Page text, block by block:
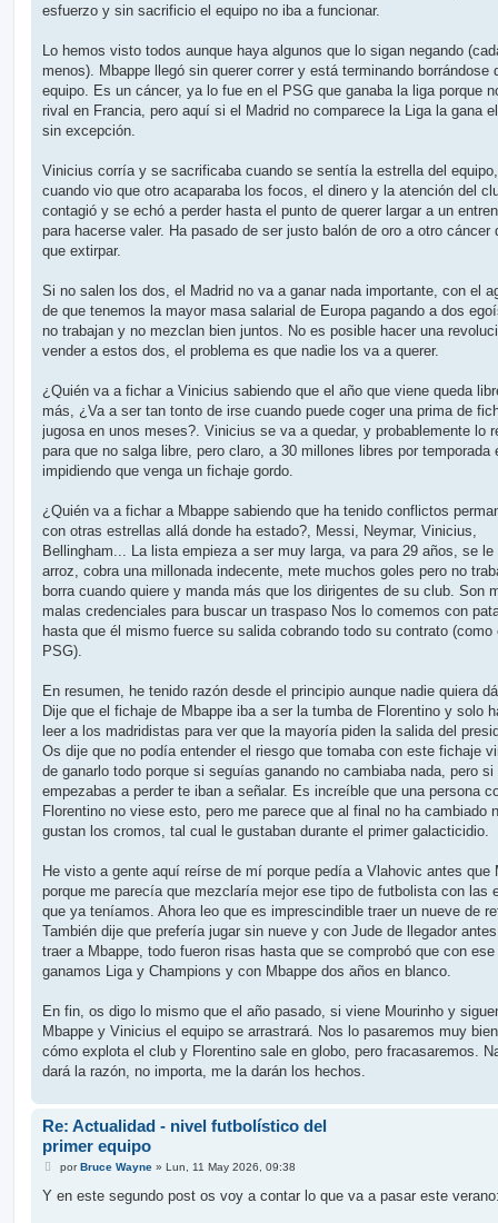
esfuerzo y sin sacrificio el equipo no iba a funcionar.
Lo hemos visto todos aunque haya algunos que lo sigan negando
menos). Mbappe llegó sin querer correr y está terminando borrándose
equipo. Es un cáncer, ya lo fue en el PSG que ganaba la liga porque
rival en Francia, pero aquí si el Madrid no comparece la Liga la gana
sin excepción.
Vinicius corría y se sacrificaba cuando se sentía la estrella del
cuando vio que otro acaparaba los focos, el dinero y la atención del
contagió y se echó a perder hasta el punto de querer largar a un
para hacerse valer. Ha pasado de ser justo balón de oro a otro cáncer
que extirpar.
Si no salen los dos, el Madrid no va a ganar nada importante, con el
de que tenemos la mayor masa salarial de Europa pagando a dos
no trabajan y no mezclan bien juntos. No es posible hacer una
vender a estos dos, el problema es que nadie los va a querer.
¿Quién va a fichar a Vinicius sabiendo que el año que viene queda
más, ¿Va a ser tan tonto de irse cuando puede coger una prima de
jugosa en unos meses?. Vinicius se va a quedar, y probablemente lo
para que no salga libre, pero claro, a 30 millones libres por temporada
impidiendo que venga un fichaje gordo.
¿Quién va a fichar a Mbappe sabiendo que ha tenido conflictos
con otras estrellas allá donde ha estado?, Messi, Neymar, Vinicius,
Bellingham... La lista empieza a ser muy larga, va para 29 años, se le
arroz, cobra una millonada indecente, mete muchos goles pero no
borra cuando quiere y manda más que los dirigentes de su club. Son
malas credenciales para buscar un traspaso Nos lo comemos con
hasta que él mismo fuerce su salida cobrando todo su contrato (como
PSG).
En resumen, he tenido razón desde el principio aunque nadie quiera
Dije que el fichaje de Mbappe iba a ser la tumba de Florentino y solo
leer a los madridistas para ver que la mayoría piden la salida del
Os dije que no podía entender el riesgo que tomaba con este fichaje
de ganarlo todo porque si seguías ganando no cambiaba nada, pero si
empezabas a perder te iban a señalar. Es increíble que una persona
Florentino no viese esto, pero me parece que al final no ha cambiado
gustan los cromos, tal cual le gustaban durante el primer galacticidio.
He visto a gente aquí reírse de mí porque pedía a Vlahovic antes que
porque me parecía que mezclaría mejor ese tipo de futbolista con las
que ya teníamos. Ahora leo que es imprescindible traer un nueve de
También dije que prefería jugar sin nueve y con Jude de llegador
traer a Mbappe, todo fueron risas hasta que se comprobó que con
ganamos Liga y Champions y con Mbappe dos años en blanco.
En fin, os digo lo mismo que el año pasado, si viene Mourinho y
Mbappe y Vinicius el equipo se arrastrará. Nos lo pasaremos muy
cómo explota el club y Florentino sale en globo, pero fracasaremos.
dará la razón, no importa, me la darán los hechos.
Re: Actualidad - nivel futbolístico del
primer equipo
M
n
por Bruce Wayne» Lun, 11 May 2026, 09:38
Y en este segundo post os voy a contar lo que va a pasar este